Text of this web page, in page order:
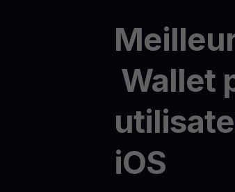
Wallet
iOS